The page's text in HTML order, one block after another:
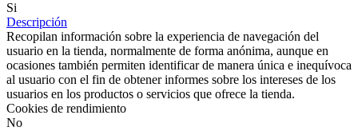
Si
Descripción
Recopilan información sobre la experiencia de navegación del
usuario en la tienda, normalmente de forma anónima, aunque en
ocasiones también permiten identificar de manera única e inequívoca
al usuario con el fin de obtener informes sobre los intereses de los
usuarios en los productos o servicios que ofrece la tienda.
Cookies de rendimiento
No